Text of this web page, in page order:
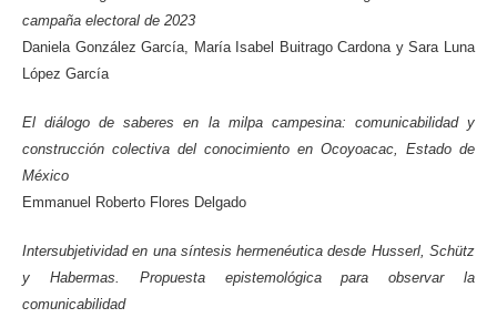
campaña electoral de 2023
Daniela González García, María Isabel Buitrago Cardona y Sara Luna
López García
El diálogo de saberes en la milpa campesina: comunicabilidad y
construcción colectiva del conocimiento en Ocoyoacac, Estado de
México
Emmanuel Roberto Flores Delgado
Intersubjetividad en una síntesis hermenéutica desde Husserl, Schütz
y Habermas. Propuesta epistemológica para observar la
comunicabilidad